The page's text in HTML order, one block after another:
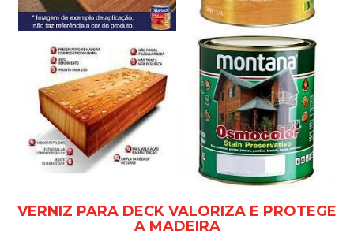
VERNIZ PARA DECK VALORIZA E PROTEGE
A MADEIRA